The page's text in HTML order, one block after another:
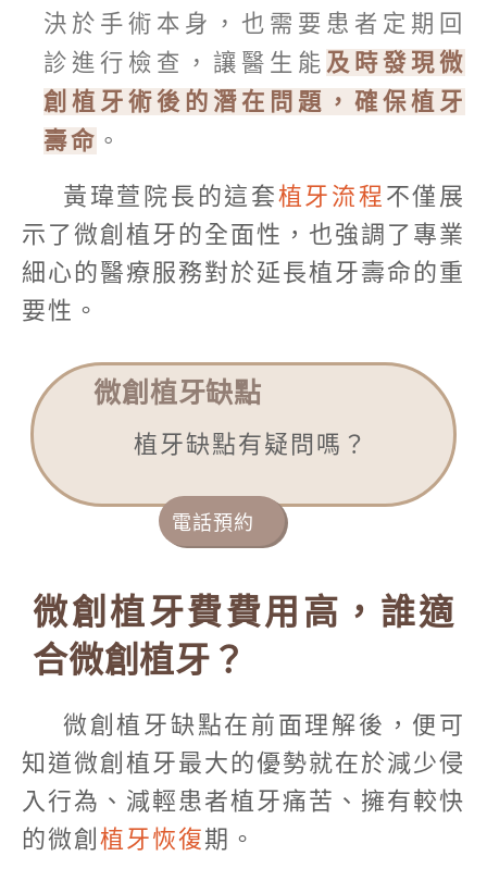
決於手術本身，也需要患者定期回
診進行檢查，讓醫生能 及時發現微
創植牙術後的潛在問題，確保植牙
壽命 。
黃瑋萱院長的這套植牙流程 不僅展
示了微創植牙的全面性，也強調了專業
細心的醫療服務對於延長植牙壽命的重
要性。
微創植牙缺點
植牙缺點有疑問嗎？
電話預約
微創植牙費費用高，誰適
合微創植牙？
微創植牙缺點在前面理解後，便可
知道微創植牙最大的優勢就在於減少侵
入行為、減輕患者植牙痛苦、擁有較快
的微創 植牙恢復期。